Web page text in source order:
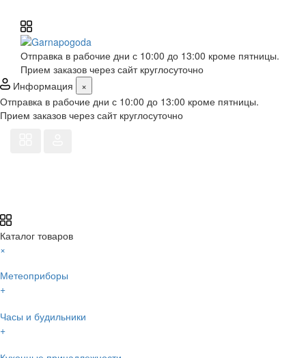
Отправка в рабочие дни с 10:00 до 13:00 кроме пятницы.
Прием заказов через сайт круглосуточно
Информация
×
Отправка в рабочие дни с 10:00 до 13:00 кроме пятницы.
Прием заказов через сайт круглосуточно
Каталог товаров
×
Метеоприборы
+
Часы и будильники
+